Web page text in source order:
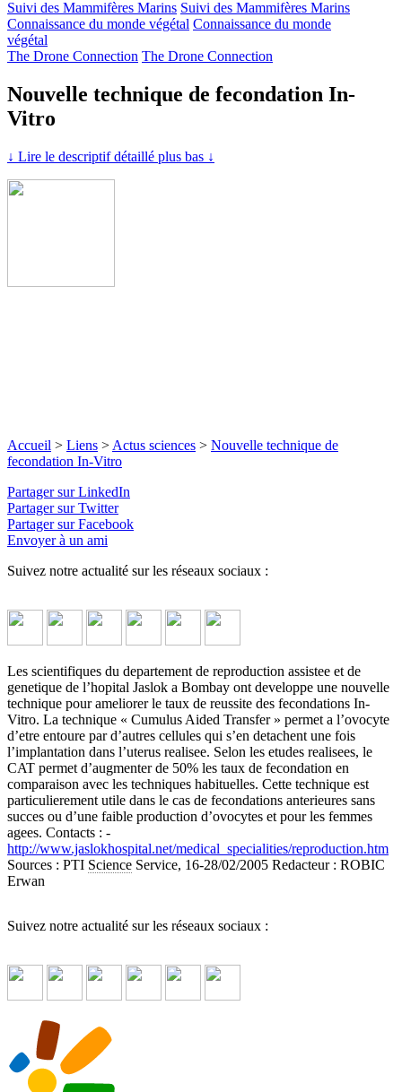
Suivi des Mammifères Marins Suivi des Mammifères Marins
Connaissance du monde végétal Connaissance du monde
végétal
The Drone Connection The Drone Connection
Nouvelle technique de fecondation In-
Vitro
↓ Lire le descriptif détaillé plus bas ↓
Accueil > Liens > Actus sciences > Nouvelle technique de
fecondation In-Vitro
Partager sur LinkedIn
Partager sur Twitter
Partager sur Facebook
Envoyer à un ami
Suivez notre actualité sur les réseaux sociaux :
Les scientifiques du departement de reproduction assistee et de
genetique de l’hopital Jaslok a Bombay ont developpe une nouvelle
technique pour ameliorer le taux de reussite des fecondations In-
Vitro. La technique « Cumulus Aided Transfer » permet a l’ovocyte
d’etre entoure par d’autres cellules qui s’en detachent une fois
l’implantation dans l’uterus realisee. Selon les etudes realisees, le
CAT permet d’augmenter de 50% les taux de fecondation en
comparaison avec les techniques habituelles. Cette technique est
particulierement utile dans le cas de fecondations anterieures sans
succes ou d’une faible production d’ovocytes et pour les femmes
agees. Contacts : -
http://www.jaslokhospital.net/medical_specialities/reproduction.htm
Sources : PTI Science Service, 16-28/02/2005 Redacteur : ROBIC
Erwan
Suivez notre actualité sur les réseaux sociaux :